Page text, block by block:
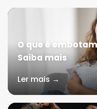
O que é
Saiba mais
Ler mais →